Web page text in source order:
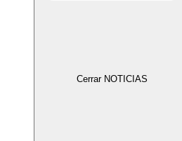
Cerrar NOTICIAS